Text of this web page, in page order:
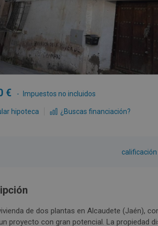
Impuestos no incluidos
hipoteca ¿Buscas financiación?
de dos plantas en Alcaudete (Jaén),
proyecto con gran potencial. La propiedad